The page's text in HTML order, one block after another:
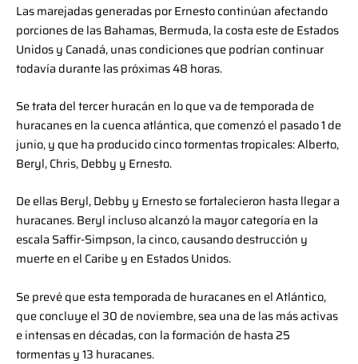
Las marejadas generadas por Ernesto continúan afectando
porciones de las Bahamas, Bermuda, la costa este de Estados
Unidos y Canadá, unas condiciones que podrían continuar
todavía durante las próximas 48 horas.
Se trata del tercer huracán en lo que va de temporada de
huracanes en la cuenca atlántica, que comenzó el pasado 1 de
junio, y que ha producido cinco tormentas tropicales: Alberto,
Beryl, Chris, Debby y Ernesto.
De ellas Beryl, Debby y Ernesto se fortalecieron hasta llegar a
huracanes. Beryl incluso alcanzó la mayor categoría en la
escala Saffir-Simpson, la cinco, causando destrucción y
muerte en el Caribe y en Estados Unidos.
Se prevé que esta temporada de huracanes en el Atlántico,
que concluye el 30 de noviembre, sea una de las más activas
e intensas en décadas, con la formación de hasta 25
tormentas y 13 huracanes.